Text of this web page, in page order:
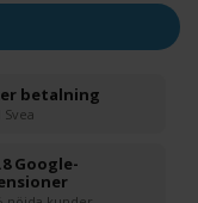
betalning
Google-